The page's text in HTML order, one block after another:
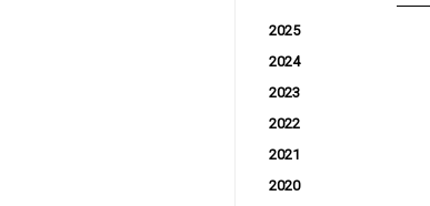
2025
2024
2023
2022
2021
2020